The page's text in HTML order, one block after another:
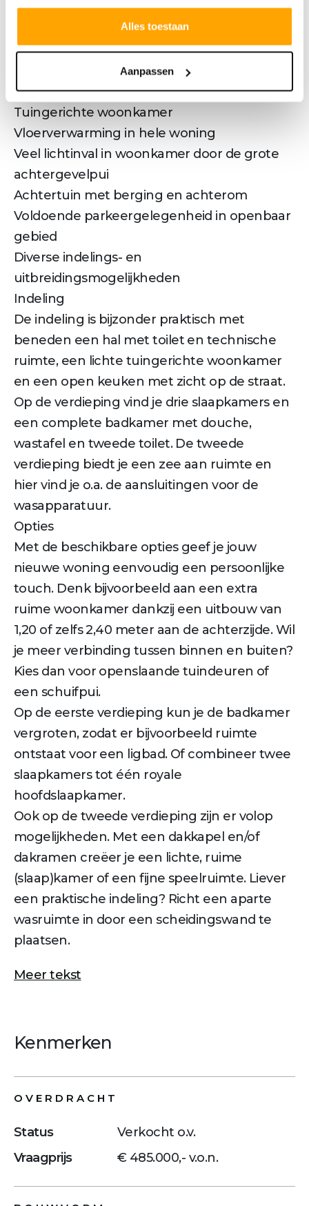
Alles toestaan
Aanpassen
Ontdek dan de verschillende uitbreidings- en
indelingsmogelijkheden om van dit huis jouw
thuis te maken.
Zeer energiezuinige woning
Tuingerichte woonkamer
Vloerverwarming in hele woning
Veel lichtinval in woonkamer door de grote
achtergevelpui
Achtertuin met berging en achterom
Voldoende parkeergelegenheid in openbaar
gebied
Diverse indelings- en
uitbreidingsmogelijkheden
Indeling
De indeling is bijzonder praktisch met
beneden een hal met toilet en technische
ruimte, een lichte tuingerichte woonkamer
en een open keuken met zicht op de straat.
Op de verdieping vind je drie slaapkamers en
een complete badkamer met douche,
wastafel en tweede toilet. De tweede
verdieping biedt je een zee aan ruimte en
hier vind je o.a. de aansluitingen voor de
wasapparatuur.
Opties
Met de beschikbare opties geef je jouw
nieuwe woning eenvoudig een persoonlijke
touch. Denk bijvoorbeeld aan een extra
ruime woonkamer dankzij een uitbouw van
1,20 of zelfs 2,40 meter aan de achterzijde. Wil
je meer verbinding tussen binnen en buiten?
Kies dan voor openslaande tuindeuren of
een schuifpui.
Op de eerste verdieping kun je de badkamer
vergroten, zodat er bijvoorbeeld ruimte
ontstaat voor een ligbad. Of combineer twee
slaapkamers tot één royale
hoofdslaapkamer.
Ook op de tweede verdieping zijn er volop
mogelijkheden. Met een dakkapel en/of
dakramen creëer je een lichte, ruime
(slaap)kamer of een fijne speelruimte. Liever
een praktische indeling? Richt een aparte
wasruimte in door een scheidingswand te
plaatsen.
Meer tekst
Kenmerken
OVERDRACHT
Status
Verkocht o.v.
Vraagprijs
€ 485.000,- v.o.n.